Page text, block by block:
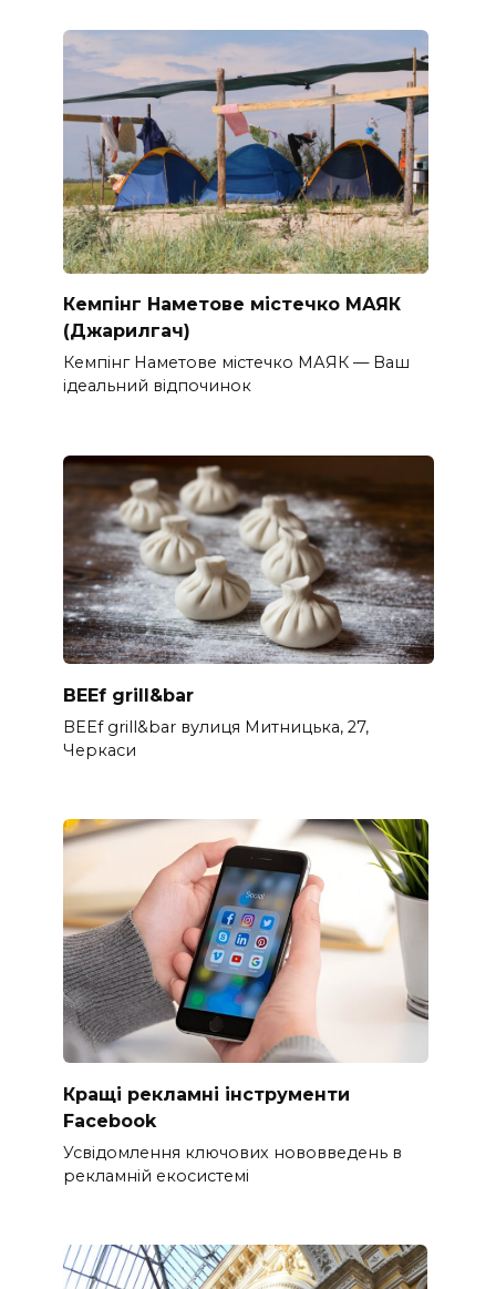
Кемпінг Наметове містечко МАЯК
(Джарилгач)
Кемпінг Наметове містечко МАЯК — Ваш
ідеальний відпочинок
BEEf grill&bar
BEEf grill&bar вулиця Митницька, 27,
Черкаси
Кращі рекламні інструменти
Facebook
Усвідомлення ключових нововведень в
рекламній екосистемі